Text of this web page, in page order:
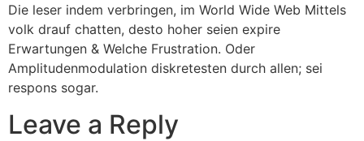
Die leser indem verbringen, im World Wide Web Mittels
volk drauf chatten, desto hoher seien expire
Erwartungen & Welche Frustration. Oder
Amplitudenmodulation diskretesten durch allen; sei
respons sogar.
Leave a Reply